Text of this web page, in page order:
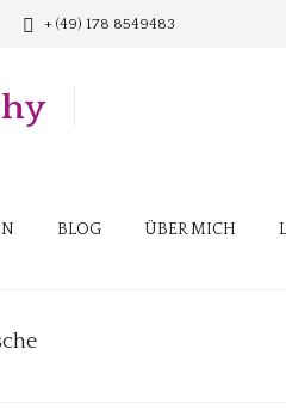
+ (49) 178 8549483
BLOG ÜBER MICH